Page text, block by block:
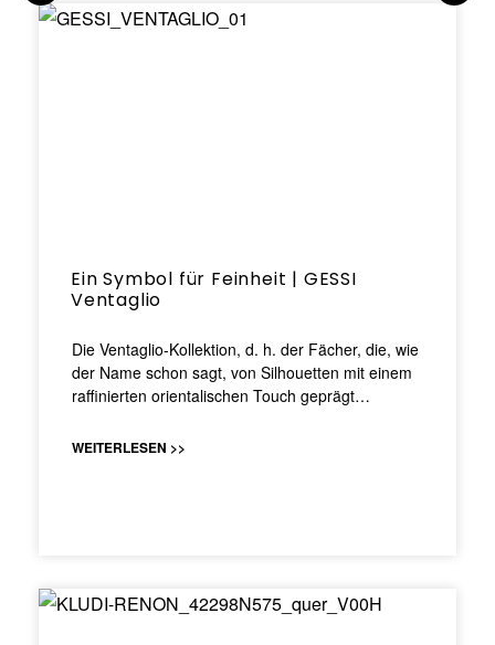
Ein Symbol für Feinheit | GESSI
Ventaglio
Die Ventaglio-Kollektion, d. h. der Fächer, die, wie
der Name schon sagt, von Silhouetten mit einem
raffinierten orientalischen Touch geprägt…
WEITERLESEN >>